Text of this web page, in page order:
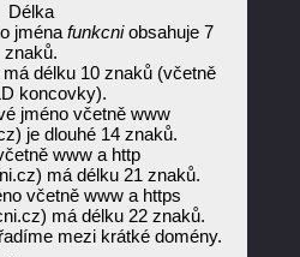
Délka
jména funkcniobsahuje 7
znaků.
délku 10 znaků (včetně
koncovky).
jméno včetně www
je dlouhé 14 znaků.
www a http
má délku 21 znaků.
včetně www a https
má délku 22 znaků.
mezi krátké domény.